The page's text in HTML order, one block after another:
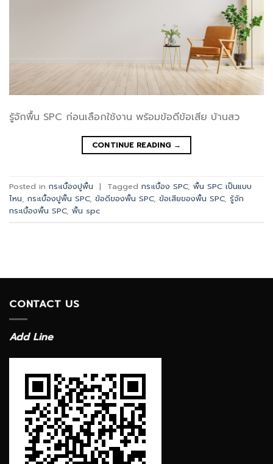
รู้จักพื้น SPC ก่อนเลือกใช้งาน พร้อมข้อดีข้อเสีย บ้านสว
CONTINUE READING →
Posted in กระเบื้องปูพื้น | Tagged กระเบื้อง SPC, พื้น SPC เป็นแบบ
ไหน, กระเบื้องปูพื้น SPC, ข้อดีของพื้น SPC, ข้อเสียของพื้น SPC, รู้จัก
กระเบื้องพื้น SPC, พื้น spc
CONTACT US
Add Line